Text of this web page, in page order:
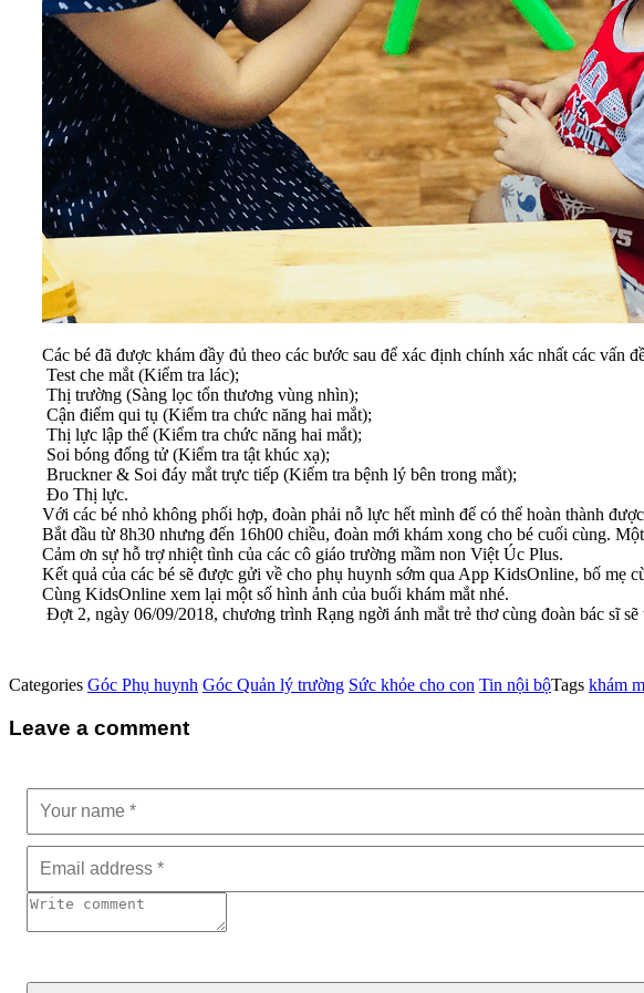
Các bé đã được khám đầy đủ theo các bước sau để xác định chính xác nhất các vấn
Test che mắt (Kiểm tra lác);
Thị trường (Sàng lọc tổn thương vùng nhìn);
Cận điểm qui tụ (Kiểm tra chức năng hai mắt);
Thị lực lập thể (Kiểm tra chức năng hai mắt);
Soi bóng đổng tử (Kiểm tra tật khúc xạ);
Bruckner & Soi đáy mắt trực tiếp (Kiểm tra bệnh lý bên trong mắt);
Đo Thị lực.
Với các bé nhỏ không phối hợp, đoàn phải nỗ lực hết mình để có thể hoàn thành
Bắt đầu từ 8h30 nhưng đến 16h00 chiều, đoàn mới khám xong cho bé cuối cùng.
Cảm ơn sự hỗ trợ nhiệt tình của các cô giáo trường mầm non Việt Úc Plus.
Kết quả của các bé sẽ được gửi về cho phụ huynh sớm qua App KidsOnline, bố mẹ
Cùng KidsOnline xem lại một số hình ảnh của buổi khám mắt nhé.
Đợt 2, ngày 06/09/2018, chương trình Rạng ngời ánh mắt trẻ thơ cùng đoàn bác sĩ
Categories Góc Phụ huynh Góc Quản lý trường Sức khỏe cho con Tin nội bộTags khám
Leave a comment